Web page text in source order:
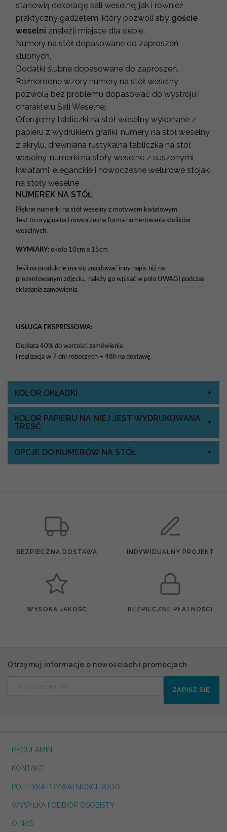
stanowią dekorację sali weselnej jak i również
praktyczny gadżetem, który pozwoli aby goście
weselni znaleźli miejsce dla siebie.
Numery na stół dopasowane do zaproszeń
ślubnych,
Dodatki ślubne dopasowane do zaproszeń,
Różnorodne wzory numery na stół weselny
pozwolą bez problemu dopasować do wystroju i
charakteru Sali Weselnej
Oferujemy tabliczki na stół weselny wykonane z
papieru z wydrukiem grafiki, numery na stół weselny
z akrylu, drewniana rustykalna tabliczka na stół
weselny, numerki na stoły weselne z suszonymi
kwiatami, eleganckie i nowoczesne welurowe stojaki
na stoły weselne
NUMEREK NA STÓŁ
Piękne numerki na stół weselny z motywem kwiatowym.
Jest to oryginalna i nowoczesna forma numerowania stolików
weselnych.
WYMIARY: około 10cm x 15cm
Jeśli na produkcie ma się znajdować inny napis niż na
prezentowanym zdjęciu, należy go wpisać w polu UWAGI podczas
składania zamówienia.
USŁUGA EKSPRESSOWA:
Dopłata 40% do wartości zamówienia
i realizacja w 7 dni roboczych + 48h na dostawę
KOLOR OKŁADKI
KOLOR PAPIERU NA NIEJ JEST WYDRUKOWANA
TREŚĆ
OPCJE DO NUMERÓW NA STÓŁ
BEZPIECZNA DOSTAWA INDYWIDUALNY PROJEKT
WYSOKA JAKOŚĆ BEZPIECZNE PŁATNOŚCI
Otrzymuj informacje o nowościach i promocjach
ZAPISZ SIĘ
REGULAMIN
KONTAKT
POLITYKA PRYWATNOSCI RODO
WYSYŁKA I ODBIÓR OSOBISTY
O NAS